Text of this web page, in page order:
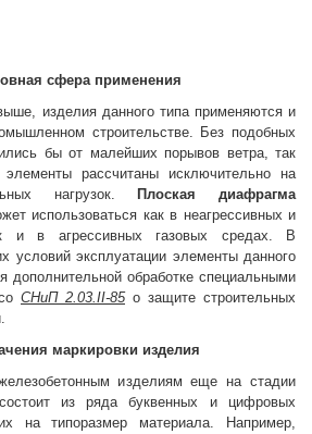
сфера применения
изделия данного типа применяются и
строительстве. Без подобных
бы от малейших порывов ветра, так
рассчитаны исключительно на
нагрузок.
Плоская диафрагма
использоваться как в неагрессивных и
и в агрессивных газовых средах. В
условий эксплуатации элементы данного
дополнительной обработке специальными
СНиП 2.03.ІІ-85о защите строительных
маркировки изделия
изделиям еще на стадии
из ряда буквенных и цифровых
на типоразмер материала. Например,